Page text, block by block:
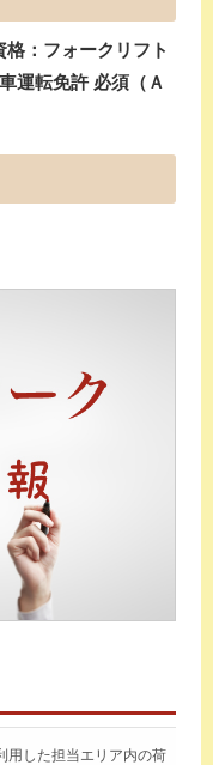
：フォークリフト
運転免許 必須（Ａ
用した担当エリア内の荷